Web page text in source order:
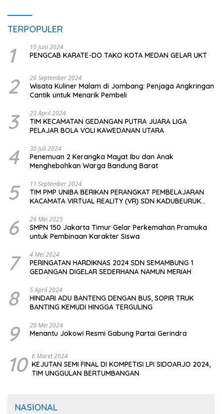
TERPOPULER
1 10 Juni 2024
PENGCAB KARATE-DO TAKO KOTA MEDAN GELAR UKT
2 26 September 2024
Wisata Kuliner Malam di Jombang: Penjaga Angkringan
Cantik untuk Menarik Pembeli
3 23 April 2024
TIM KECAMATAN GEDANGAN PUTRA JUARA LIGA
PELAJAR BOLA VOLI KAWEDANAN UTARA
4 30 Juli 2024
Penemuan 2 Kerangka Mayat Ibu dan Anak
Menghebohkan Warga Bandung Barat
5 11 September 2024
TIM PMP UNIBA BERIKAN PERANGKAT PEMBELAJARAN
KACAMATA VIRTUAL REALITY (VR) SDN KADUBEURUK
6 26 Mei 2025
SMPN 150 Jakarta Timur Gelar Perkemahan Pramuka
untuk Pembinaan Karakter Siswa
7 4 Mei 2024
PERINGATAN HARDIKNAS 2024 SDN SEMAMBUNG 1
GEDANGAN DIGELAR SEDERHANA NAMUN MERIAH
8 5 April 2024
HINDARI ADU BANTENG DENGAN BUS, SOPIR TRUK
BANTING KEMUDI HINGGA TERGULING
9 20 Mei 2024
Menantu Jokowi Resmi Gabung Partai Gerindra
10 6 Maret 2024
KEJUTAN SEMI FINAL DI KOMPETISI LPI SIDOARJO 2024,
TIM UNGGULAN BERTUMBANGAN
NASIONAL